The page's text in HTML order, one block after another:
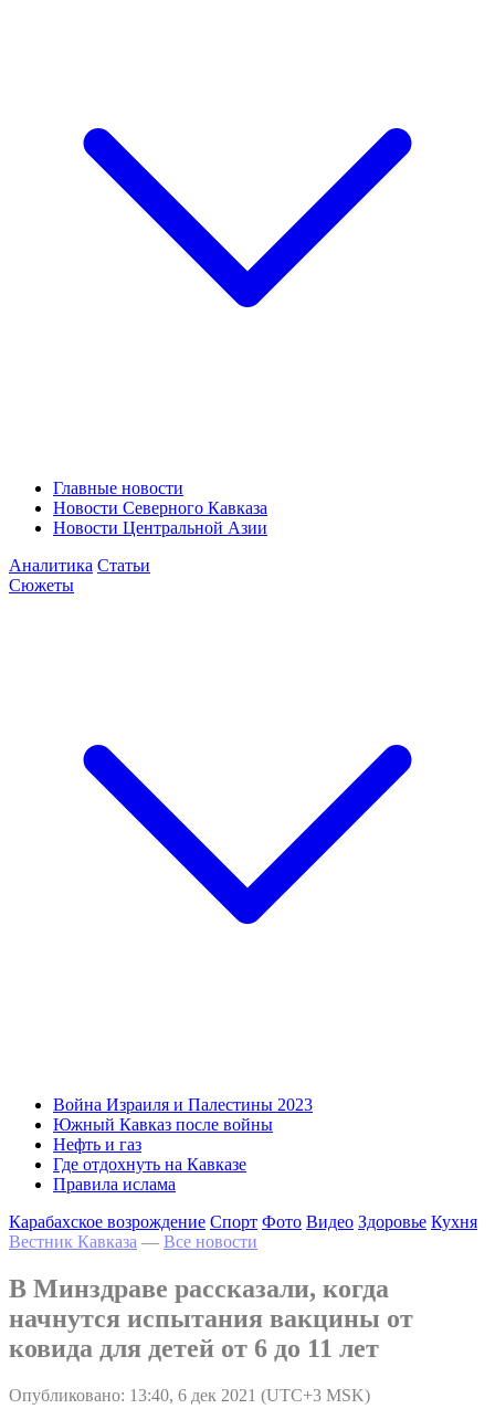
Главные новости
Новости Северного Кавказа
Новости Центральной Азии
Аналитика Статьи
Сюжеты
Война Израиля и Палестины 2023
Южный Кавказ после войны
Нефть и газ
Где отдохнуть на Кавказе
Правила ислама
Карабахское возрождение Спорт Фото Видео Здоровье Кухня
Вестник Кавказа — Все новости
В Минздраве рассказали, когда
начнутся испытания вакцины от
ковида для детей от 6 до 11 лет
Опубликовано: 13:40, 6 дек 2021 (UTC+3 MSK)